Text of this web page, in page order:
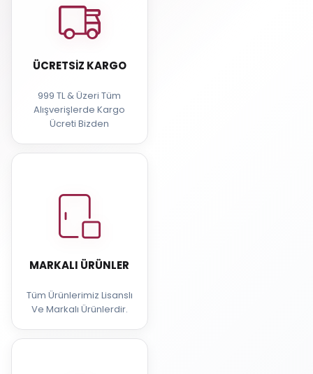
ÜCRETSIZ KARGO
999 TL & Üzeri Tüm
Alışverişlerde Kargo
Ücreti Bizden
MARKALI ÜRÜNLER
Tüm Ürünlerimiz Lisanslı
Ve Markalı Ürünlerdir.